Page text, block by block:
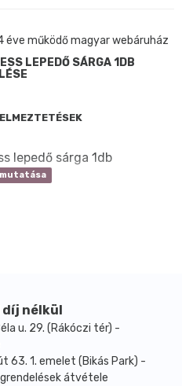
éve működő magyar webáruház
LEPEDŐ SÁRGA 1DB
lepedő sárga 1db
nélkül
u. 29. (Rákóczi tér) -
63. 1. emelet (Bikás Park) -
átvétele